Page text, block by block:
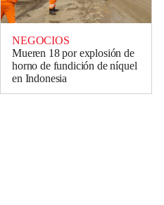
NEGOCIOS
Mueren 18 por explosión de
horno de fundición de níquel
en Indonesia